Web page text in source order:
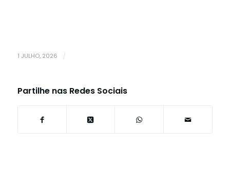
1 JULHO, 2026 /
Partilhe nas Redes Sociais